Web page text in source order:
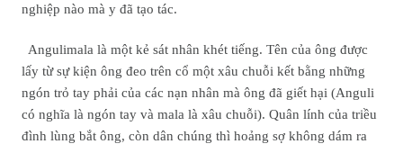
nghiệp nào mà y đã tạo tác.
Angulimala là một kẻ sát nhân khét tiếng. Tên của ông được
lấy từ sự kiện ông đeo trên cổ một xâu chuỗi kết bằng những
ngón trỏ tay phải của các nạn nhân mà ông đã giết hại (Anguli
có nghĩa là ngón tay và mala là xâu chuỗi). Quân lính của triều
đình lùng bắt ông, còn dân chúng thì hoảng sợ không dám ra